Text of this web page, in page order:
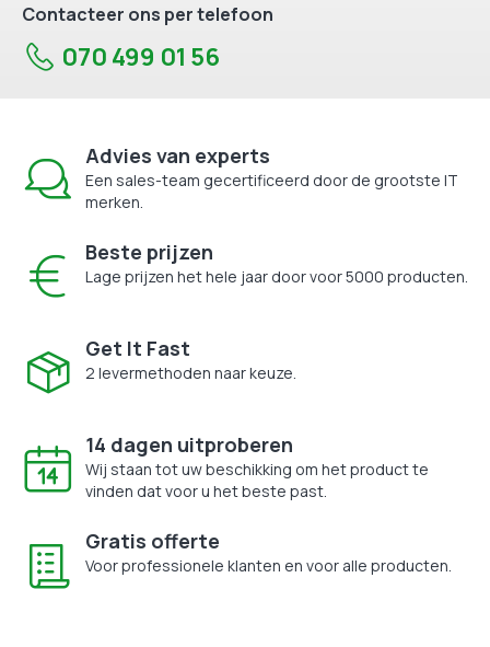
Contacteer ons per telefoon
070 499 01 56
Advies van experts
Een sales-team gecertificeerd door de grootste IT
merken.
Beste prijzen
Lage prijzen het hele jaar door voor 5000 producten.
Get It Fast
2 levermethoden naar keuze.
14 dagen uitproberen
Wij staan tot uw beschikking om het product te
vinden dat voor u het beste past.
Gratis offerte
Voor professionele klanten en voor alle producten.